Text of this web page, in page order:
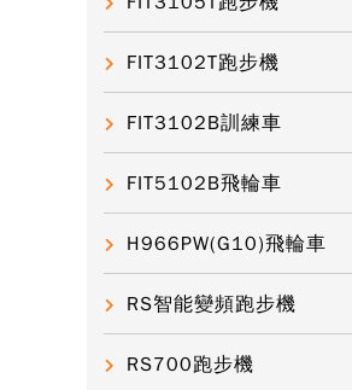
FIT3102T跑步機
FIT3102B訓練車
FIT5102B飛輪車
H966PW(G10)飛輪車
RS智能變頻跑步機
RS700跑步機